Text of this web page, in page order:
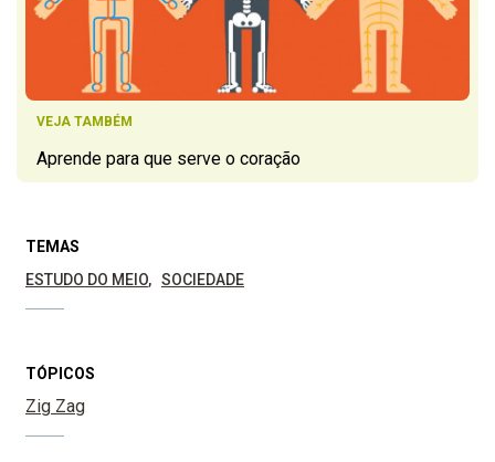
VEJA TAMBÉM
Aprende para que serve o coração
TEMAS
ESTUDO DO MEIO
SOCIEDADE
TÓPICOS
Zig Zag